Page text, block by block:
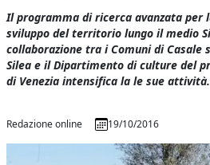
Il programma di ricerca avanzata per
sviluppo del territorio lungo il medio
collaborazione tra i Comuni di Casale
Silea e il Dipartimento di culture del
di Venezia intensifica la le sue attività.
Redazione online 19/10/2016